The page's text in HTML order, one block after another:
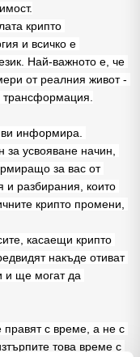
крипто
и всичко е
Най-важното е, че
от реалния живот -
информира.
усвояване начин,
за вас от
и разбирания, които
крипто промени,
касаещи крипто
накъде отиват
и ще могат да
с време, а не с
това време с